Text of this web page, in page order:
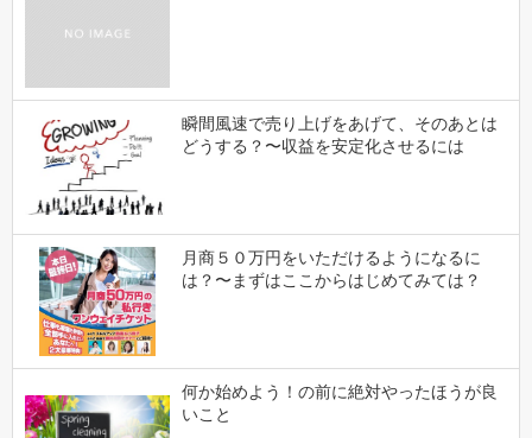
瞬間風速で売り上げをあげて、そのあとは
どうする？〜収益を安定化させるには
月商５０万円をいただけるようになるに
は？〜まずはここからはじめてみては？
何か始めよう！の前に絶対やったほうが良
いこと